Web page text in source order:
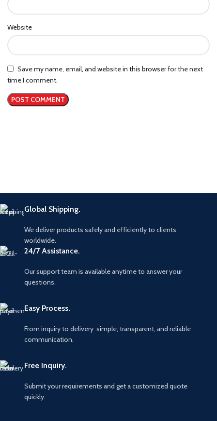
Website
Save my name, email, and website in this browser for the next
time I comment.
Global Shipping.
We deliver products safely and efficiently to clients
worldwide.
24/7 Assistance.
Our support team is available anytime to answer your
questions.
Easy Process.
From inquiry to delivery simple, transparent, and reliable
communication.
Free Inquiry.
Submit your requirements and get a customized quote
quickly.